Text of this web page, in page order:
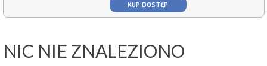
KUP DOSTĘP
NIC NIE ZNALEZIONO